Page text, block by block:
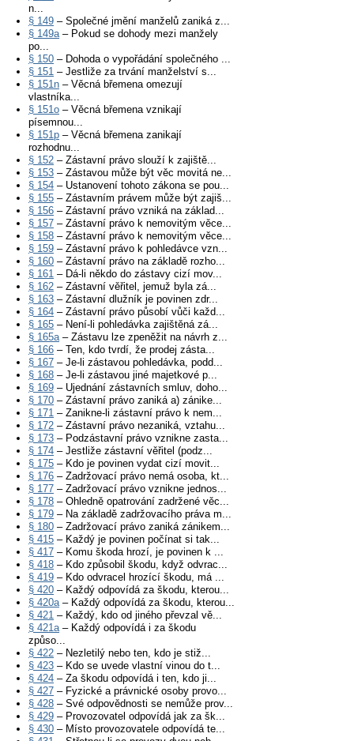
n...
§ 149 – Společné jmění manželů zaniká z...
§ 149a– Pokud se dohody mezi manžely
po...
§ 150 – Dohoda o vypořádání společného ...
§ 151 – Jestliže za trvání manželství s...
§ 151n – Věcná břemena omezují
vlastníka...
§ 151o – Věcná břemena vznikají
písemnou...
§ 151p – Věcná břemena zanikají
rozhodnu...
§ 152 – Zástavní právo slouží k zajiště...
§ 153 – Zástavou může být věc movitá ne...
§ 154 – Ustanovení tohoto zákona se pou...
§ 155 – Zástavním právem může být zajiš...
§ 156 – Zástavní právo vzniká na základ...
§ 157 – Zástavní právo k nemovitým věce...
§ 158 – Zástavní právo k nemovitým věce...
§ 159 – Zástavní právo k pohledávce vzn...
§ 160 – Zástavní právo na základě rozho...
§ 161 – Dá-li někdo do zástavy cizí mov...
§ 162 – Zástavní věřitel, jemuž byla zá...
§ 163 – Zástavní dlužník je povinen zdr...
§ 164 – Zástavní právo působí vůči každ...
§ 165 – Není-li pohledávka zajištěná zá...
§ 165a– Zástavu lze zpeněžit na návrh z...
§ 166 – Ten, kdo tvrdí, že prodej zásta...
§ 167 – Je-li zástavou pohledávka, podd...
§ 168 – Je-li zástavou jiné majetkové p...
§ 169 – Ujednání zástavních smluv, doho...
§ 170 – Zástavní právo zaniká a) zánike...
§ 171 – Zanikne-li zástavní právo k nem...
§ 172 – Zástavní právo nezaniká, vztahu...
§ 173 – Podzástavní právo vznikne zasta...
§ 174 – Jestliže zástavní věřitel (podz...
§ 175 – Kdo je povinen vydat cizí movit...
§ 176 – Zadržovací právo nemá osoba, kt...
§ 177 – Zadržovací právo vznikne jednos...
§ 178 – Ohledně opatrování zadržené věc...
§ 179 – Na základě zadržovacího práva m...
§ 180 – Zadržovací právo zaniká zánikem...
§ 415 – Každý je povinen počínat si tak...
§ 417 – Komu škoda hrozí, je povinen k ...
§ 418 – Kdo způsobil škodu, když odvrac...
§ 419 – Kdo odvracel hrozící škodu, má ...
§ 420 – Každý odpovídá za škodu, kterou...
§ 420a– Každý odpovídá za škodu, kterou...
§ 421 – Každý, kdo od jiného převzal vě...
§ 421a– Každý odpovídá i za škodu
způso...
§ 422 – Nezletilý nebo ten, kdo je stiž...
§ 423 – Kdo se uvede vlastní vinou do t...
§ 424 – Za škodu odpovídá i ten, kdo ji...
§ 427 – Fyzické a právnické osoby provo...
§ 428 – Své odpovědnosti se nemůže prov...
§ 429 – Provozovatel odpovídá jak za šk...
§ 430 – Místo provozovatele odpovídá te...